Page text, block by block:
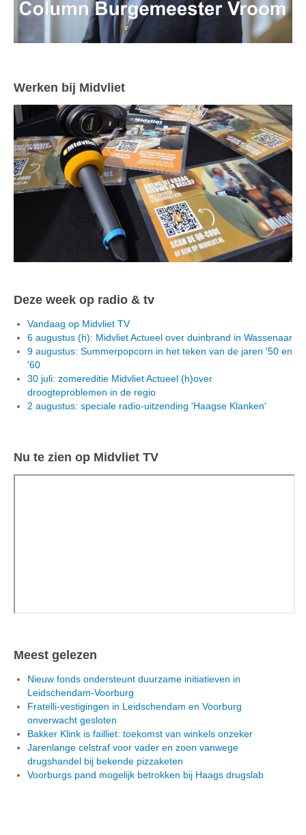
Werken bij Midvliet
Deze week op radio & tv
Vandaag op Midvliet TV
6 augustus (h): Midvliet Actueel over duinbrand in Wassenaar
9 augustus: Summerpopcorn in het teken van de jaren '50 en
'60
30 juli: zomereditie Midvliet Actueel (h)over
droogteproblemen in de regio
2 augustus: speciale radio-uitzending 'Haagse Klanken'
Nu te zien op Midvliet TV
Meest gelezen
Nieuw fonds ondersteunt duurzame initiatieven in
Leidschendam-Voorburg
Fratelli-vestigingen in Leidschendam en Voorburg
onverwacht gesloten
Bakker Klink is failliet: toekomst van winkels onzeker
Jarenlange celstraf voor vader en zoon vanwege
drugshandel bij bekende pizzaketen
Voorburgs pand mogelijk betrokken bij Haags drugslab